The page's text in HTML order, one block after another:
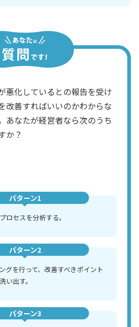
悪化しているとの報告を受け
改善すればいいのかわからな
あなたが経営者なら次のうち
か？
パターン1
ロセスを分析する。
パターン2
グを行って、改善すべきポイント
い出す。
パターン3